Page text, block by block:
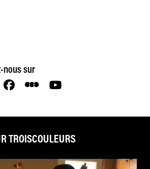
nous sur
TROISCOULEURS